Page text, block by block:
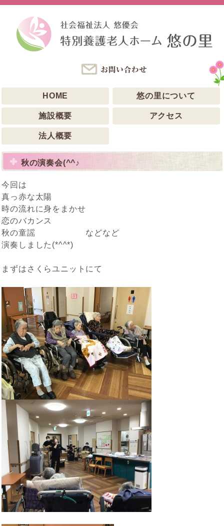
HOME 悠の里について
施設概要 アクセス
法人概要
秋の演奏会(^^♪
今回は
真っ赤な太陽
時の流れに身をまかせ
恋のバカンス
秋の童謡 などなど
演奏しました(*^^*)
まずはさくらユニットにて